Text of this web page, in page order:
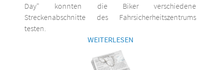
Day" konnten die Biker verschiedene
Streckenabschnitte des Fahrsicherheitszentrums
testen.
WEITERLESEN